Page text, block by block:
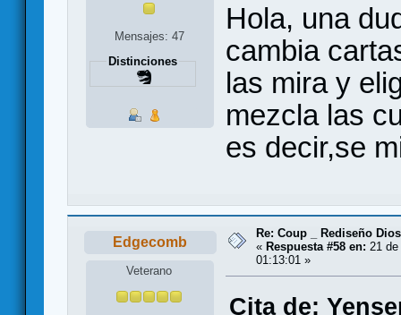
Mensajes: 47
Distinciones
Hola, una
cambia
las mira y
mezcla las
es decir,se
Edgecomb
Veterano
Re: Coup _ Rediseño
« Respuesta #58 en: 21 de
01:13:01 »
Cita de: